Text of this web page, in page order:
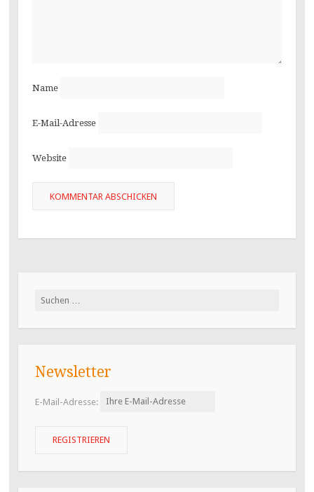
Name
E-Mail-Adresse
Website
Suchen
Newsletter
E-Mail-Adresse: